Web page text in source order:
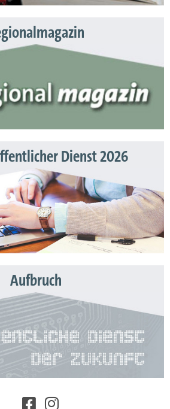
Dienst 2026
Aufbruch